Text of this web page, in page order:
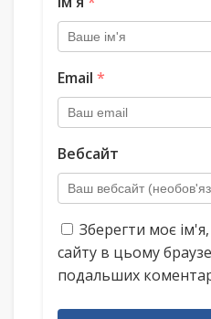
Email *
Вебсайт
Зберегти моє
сайту в цьому
подальших